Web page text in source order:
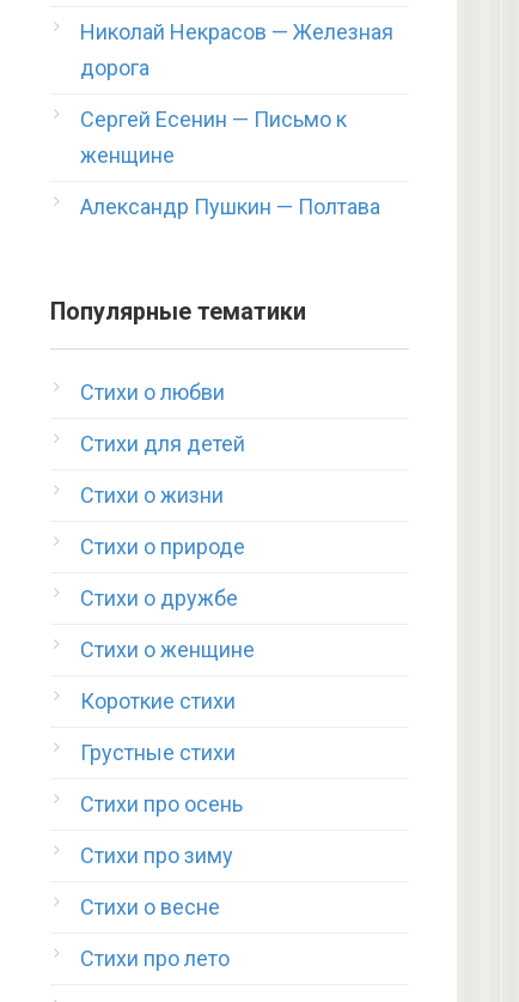
Николай Некрасов — Железная
дорога
Сергей Есенин — Письмо к
женщине
Александр Пушкин — Полтава
Популярные тематики
Стихи о любви
Стихи для детей
Стихи о жизни
Стихи о природе
Стихи о дружбе
Стихи о женщине
Короткие стихи
Грустные стихи
Стихи про осень
Стихи про зиму
Стихи о весне
Стихи про лето